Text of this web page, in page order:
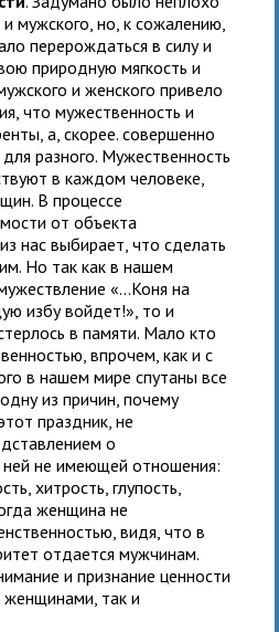
мужского, но, к сожалению,
перерождаться в силу и
природную мягкость и
и женского привело
что мужественность и
а, скорее. совершенно
разного. Мужественность
в каждом человеке,
В процессе
от объекта
нас выбирает, что сделать
Но так как в нашем
«...Коня на
избу войдет!», то и
в памяти. Мало кто
впрочем, как и с
в нашем мире спутаны все
из причин, почему
праздник, не
о
ней не имеющей отношения:
хитрость, глупость,
женщина не
видя, что в
отдается мужчинам.
и признание ценности
женщинами, так и